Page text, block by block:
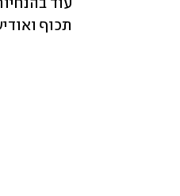
תכוף